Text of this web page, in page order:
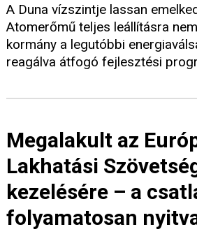
A Duna vízszintje lassan
Atomerőmű teljes leállításra
kormány a legutóbbi
reagálva átfogó fejlesztési
Megalakult az
Lakhatási
kezelésére – a
folyamatosan